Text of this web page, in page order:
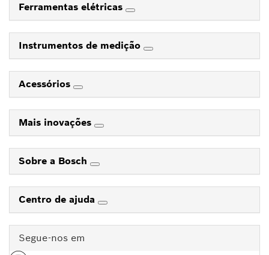
Ferramentas elétricas
Instrumentos de medição
Acessórios
Mais inovações
Sobre a Bosch
Centro de ajuda
Segue-nos em